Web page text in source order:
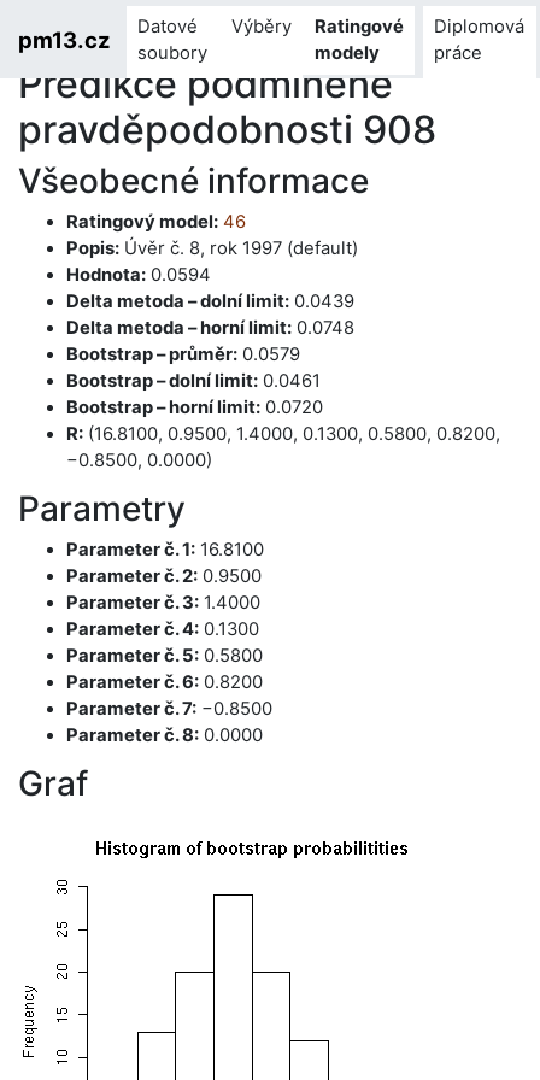
pm13.cz
Datové
soubory
Výběry
Ratingové
modely
Diplomová
práce
Predikce podmíněné
pravděpodobnosti 908
Všeobecné informace
Ratingový model: 46
Popis: Úvěr č. 8, rok 1997 (default)
Hodnota: 0.0594
Delta metoda – dolní limit: 0.0439
Delta metoda – horní limit: 0.0748
Bootstrap – průměr: 0.0579
Bootstrap – dolní limit: 0.0461
Bootstrap – horní limit: 0.0720
R: (16.8100, 0.9500, 1.4000, 0.1300, 0.5800, 0.8200,
−0.8500, 0.0000)
Parametry
Parameter č. 1: 16.8100
Parameter č. 2: 0.9500
Parameter č. 3: 1.4000
Parameter č. 4: 0.1300
Parameter č. 5: 0.5800
Parameter č. 6: 0.8200
Parameter č. 7: −0.8500
Parameter č. 8: 0.0000
Graf